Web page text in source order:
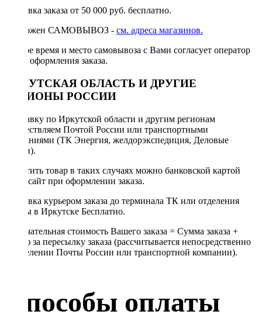
Доставка заказа от 50 000 руб. бесплатно.
Возможен САМОВЫВОЗ - см. адреса магазинов.
Точное время и место самовывоза с Вами согласует оператор
после оформления заказа.
ИРКУТСКАЯ ОБЛАСТЬ И ДРУГИЕ
РЕГИОНЫ РОССИИ
Отправку по Иркутской области и другим регионам
осуществляем Почтой России или транспортными
компаниями (ТК Энергия, желдорэкспедиция, Деловые
линии).
Оплатить товар в таких случаях можно банковской картой
через сайт при оформлении заказа.
Доставка курьером заказа до терминала ТК или отделения
Почты в Иркутске Бесплатно.
Окончательная стоимость Вашего заказа = Сумма заказа +
Тариф за пересылку заказа (рассчитывается непосредственно
в отделении Почты России или транспортной компании).
Способы оплаты